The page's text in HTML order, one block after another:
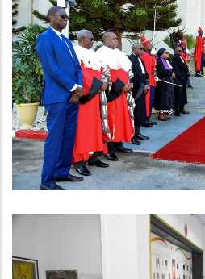
RENTREE SOLENNELLE
TRIBUNAUX 2023